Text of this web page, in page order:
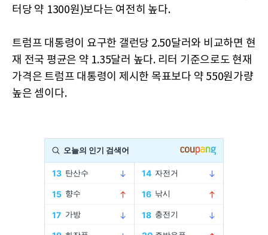
터당 약 1300원)보다는 여전히 높다.
트럼프 대통령이 요구한 갤런당 2.50달러와 비교하면 현
재 전국 평균은 약 1.35달러 높다. 리터 기준으로도 현재
가격은 트럼프 대통령이 제시한 목표보다 약 550원가량
높은 셈이다.